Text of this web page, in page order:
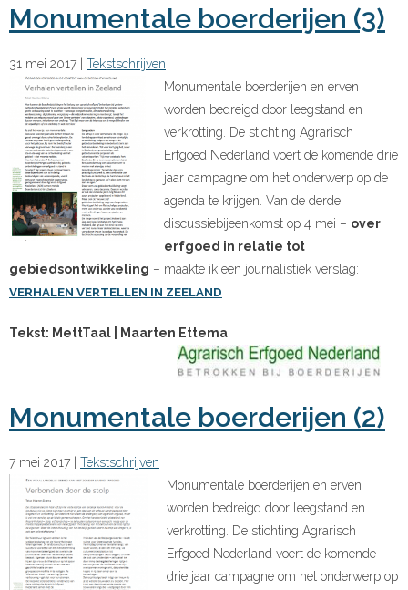
Monumentale boerderijen (3)
31 mei 2017
Tekstschrijven
Monumentale boerderijen en erven
worden bedreigd door leegstand en
verkrotting. De stichting Agrarisch
Erfgoed Nederland voert de komende drie
jaar campagne om het onderwerp op de
agenda te krijgen. Van de derde
discussiebijeenkomst op 4 mei – over
erfgoed in relatie tot
gebiedsontwikkeling – maakte ik een journalistiek verslag:
VERHALEN VERTELLEN IN ZEELAND
Tekst: MettTaal | Maarten Ettema
Monumentale boerderijen (2)
7 mei 2017
Tekstschrijven
Monumentale boerderijen en erven
worden bedreigd door leegstand en
verkrotting. De stichting Agrarisch
Erfgoed Nederland voert de komende
drie jaar campagne om het onderwerp op